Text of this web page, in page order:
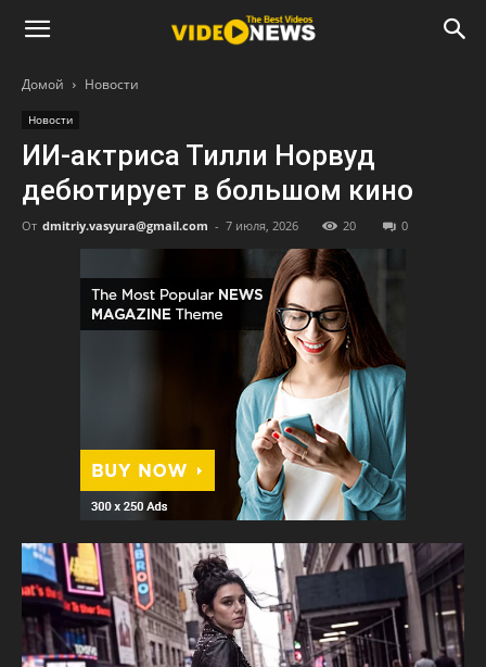
Домой Новости
Новости
ИИ-актриса Тилли Норвуд
дебютирует в большом кино
От dmitriy.vasyura@gmail.com - 7 июля, 2026 20 0